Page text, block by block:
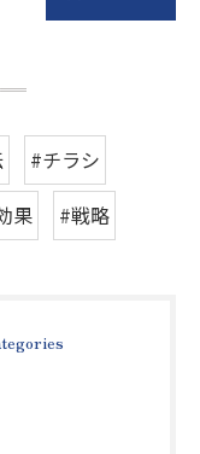
#チラシ
果 #戦略